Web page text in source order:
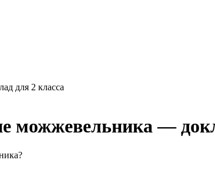
для 2 класса
можжевельника —